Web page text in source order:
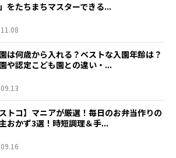
をたちまちマスターできる...
は何歳から入れる？ベストな入園年齢は？
や認定こども園との違い・...
ストコ】マニアが厳選！毎日のお弁当作りの
おかず3選！時短調理＆手...